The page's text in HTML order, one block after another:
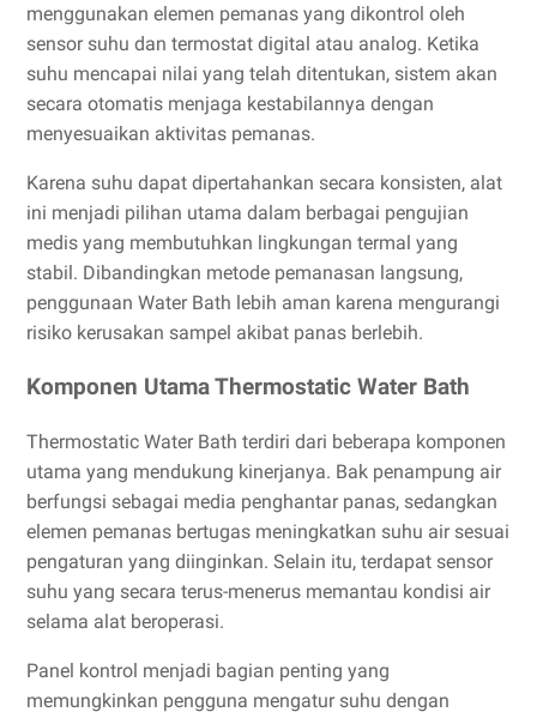
menggunakan elemen pemanas yang dikontrol oleh
sensor suhu dan termostat digital atau analog. Ketika
suhu mencapai nilai yang telah ditentukan, sistem akan
secara otomatis menjaga kestabilannya dengan
menyesuaikan aktivitas pemanas.
Karena suhu dapat dipertahankan secara konsisten, alat
ini menjadi pilihan utama dalam berbagai pengujian
medis yang membutuhkan lingkungan termal yang
stabil. Dibandingkan metode pemanasan langsung,
penggunaan Water Bath lebih aman karena mengurangi
risiko kerusakan sampel akibat panas berlebih.
Komponen Utama Thermostatic Water Bath
Thermostatic Water Bath terdiri dari beberapa komponen
utama yang mendukung kinerjanya. Bak penampung air
berfungsi sebagai media penghantar panas, sedangkan
elemen pemanas bertugas meningkatkan suhu air sesuai
pengaturan yang diinginkan. Selain itu, terdapat sensor
suhu yang secara terus-menerus memantau kondisi air
selama alat beroperasi.
Panel kontrol menjadi bagian penting yang
memungkinkan pengguna mengatur suhu dengan